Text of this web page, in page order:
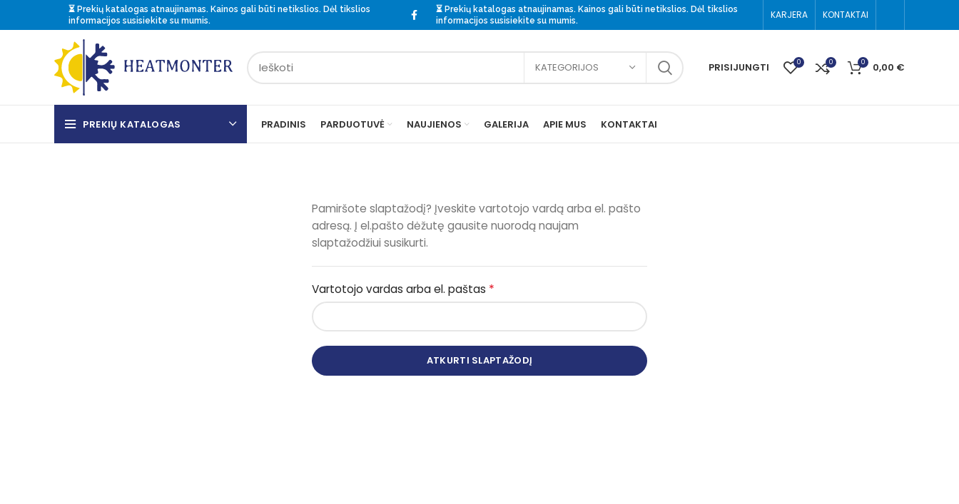
⏳ Prekių katalogas atnaujinamas. Kainos gali būti netikslios. Dėl tikslios
informacijos susisiekite su mumis.
⏳ Prekių katalogas atnaujinamas. Kainos gali būti netikslios. Dėl tikslios
informacijossusisiekite su mumis. KARJERA KONTAKTAI
KATEGORIJOS PRISIJUNGTI 0 0 0 0,00 €
PREKIŲ KATALOGAS PRADINIS PARDUOTUVĖ NAUJIENOS GALERIJA APIE MUS KONTAKTAI
Pamiršote slaptažodį? Įveskite vartotojo vardą arba el. pašto
adresą. Į el.pašto dėžutę gausite nuorodą naujam
slaptažodžiui susikurti.
Vartotojo vardas arba el. paštas *
ATKURTI SLAPTAŽODĮ